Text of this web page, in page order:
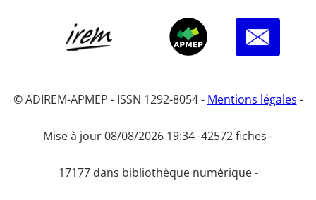
© ADIREM-APMEP - ISSN 1292-8054 - Mentions légales -
Mise à jour 08/08/2026 19:34 -42572 fiches -
17177 dans bibliothèque numérique -